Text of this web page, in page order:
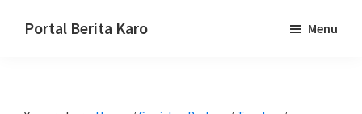
Portal Berita Karo Menu